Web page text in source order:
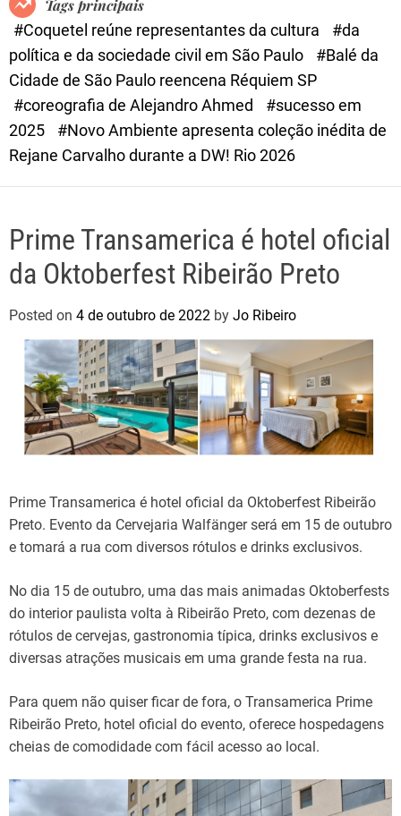
e
Tags principais
#Coquetel reúne representantes da cultura
#da
política e da sociedade civil em São Paulo
#Balé da
Cidade de São Paulo reencena Réquiem SP
#coreografia de Alejandro Ahmed
#sucesso em
2025
#Novo Ambiente apresenta coleção inédita de
Rejane Carvalho durante a DW! Rio 2026
Prime Transamerica é hotel oficial
da Oktoberfest Ribeirão Preto
Posted on 4 de outubro de 2022 by Jo Ribeiro
Prime Transamerica é hotel oficial da Oktoberfest Ribeirão
Preto. Evento da Cervejaria Walfänger será em 15 de outubro
e tomará a rua com diversos rótulos e drinks exclusivos.
No dia 15 de outubro, uma das mais animadas Oktoberfests
do interior paulista volta à Ribeirão Preto, com dezenas de
rótulos de cervejas, gastronomia típica, drinks exclusivos e
diversas atrações musicais em uma grande festa na rua.
Para quem não quiser ficar de fora, o Transamerica Prime
Ribeirão Preto, hotel oficial do evento, oferece hospedagens
cheias de comodidade com fácil acesso ao local.